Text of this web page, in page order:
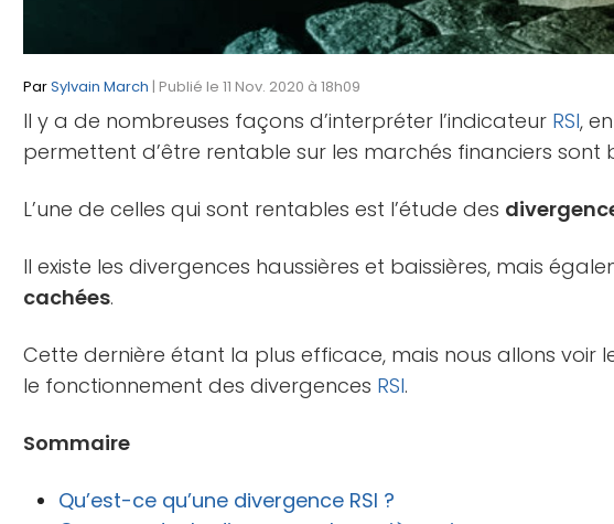
ParSylvain March | Publié le 11 Nov. 2020 à 18h09
Il y a de nombreuses façons d’interpréter l’indicateur RSI,
permettent d’être rentable sur les marchés financiers sont
L’une de celles qui sont rentables est l’étude des
Il existe les divergences haussières et baissières, mais
cachées.
Cette dernière étant la plus efficace, mais nous allons voir
le fonctionnement des divergences RSI.
Sommaire
Qu’est-ce qu’une divergence RSI ?